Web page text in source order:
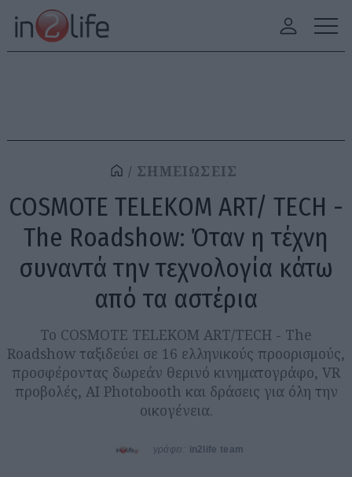
ΣΗΜΕΙΩΣΕΙΣ
COSMOTE TELEKOM ART/ TECH -
The Roadshow: Όταν η τέχνη
συναντά την τεχνολογία κάτω
από τα αστέρια
Το COSMOTE TELEKOM ART/TECH - The
Roadshow ταξιδεύει σε 16 ελληνικούς προορισμούς,
προσφέροντας δωρεάν θερινό κινηματογράφο, VR
προβολές, AI Photobooth και δράσεις για όλη την
οικογένεια.
γράφει: in2life team